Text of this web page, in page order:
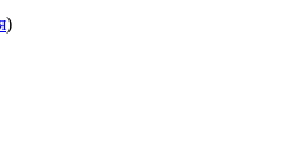
)